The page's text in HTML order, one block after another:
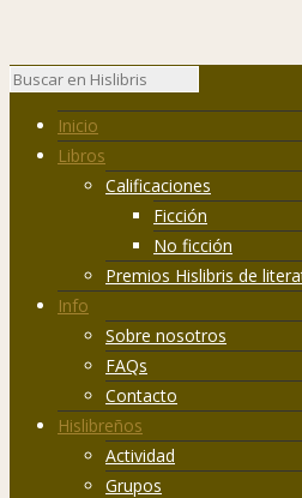
Inicio
Libros
Calificaciones
Ficción
No ficción
Premios Hislibris de
Info
Sobre nosotros
FAQs
Contacto
Hislibreños
Actividad
Grupos